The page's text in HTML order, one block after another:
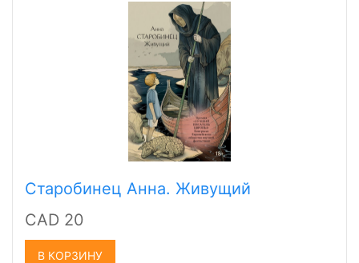
Старобинец Анна. Живущий
CAD 20
В КОРЗИНУ